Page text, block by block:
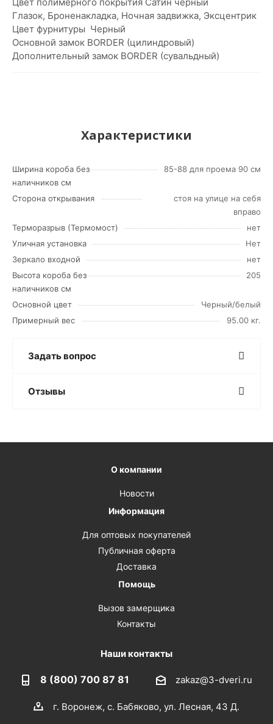
Глазок, Броненакладка, Ночная задвижка, Эксцентрик
Цвет фурнитуры Черный
Основной замок BORDER (цилиндровый)
Дополнительный замок BORDER (сувальдный)
Характеристики
Ширина короба без
наличников см
85-88 для проема 90 см
Сторона открывания
стоя на улице на себя
вправо
Терморазрыв (Термомост)
нет
Уличная установка
Нет
Зеркало входной
нет
Высота короба без
наличников см
205
Основной цвет
Черный/белый
Примерный вес
95.00 кг.
Задать вопрос
Отзывы
О компании
Новости
Информация
Для оптовых покупателей
Публичная оферта
Доставка
Помощь
Вызов замерщика
Контакты
Наши контакты
8 (800) 700 87 81 zakaz@3-dveri.ru
г. Воронеж, с. Бабяково, ул. Лесная, 43 Д.